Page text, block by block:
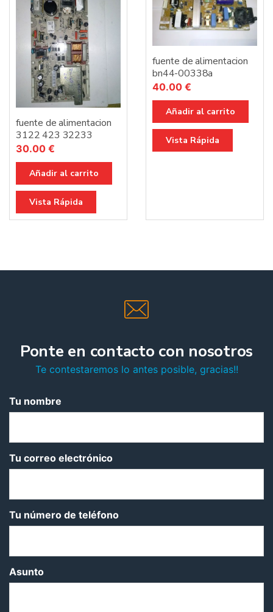
fuente de alimentacion
3122 423 32233
30.00 €
Añadir al carrito
Vista Rápida
fuente de alimentacion
bn44-00338a
40.00 €
Añadir al carrito
Vista Rápida
Ponte en contacto con nosotros
Te contestaremos lo antes posible, gracias!!
Tu nombre
Tu correo electrónico
Tu número de teléfono
Asunto